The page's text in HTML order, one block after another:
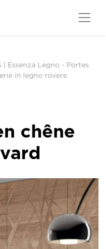
| Essenza Legno - Portes
in legno rovere
chêne